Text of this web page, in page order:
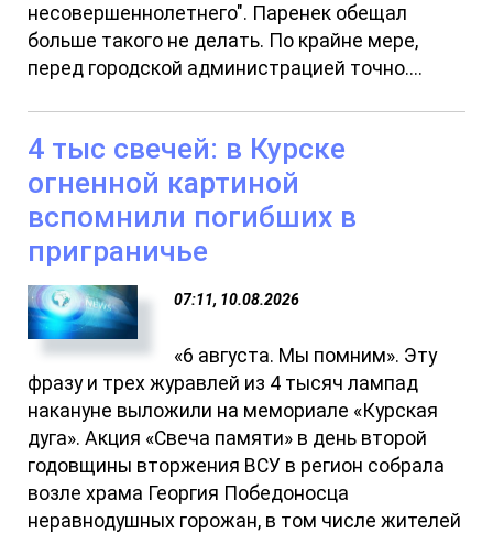
несовершеннолетнего". Паренек обещал
больше такого не делать. По крайне мере,
перед городской администрацией точно....
4 тыс свечей: в Курске
огненной картиной
вспомнили погибших в
приграничье
07:11, 10.08.2026
«6 августа. Мы помним». Эту
фразу и трех журавлей из 4 тысяч лампад
накануне выложили на мемориале «Курская
дуга». Акция «Свеча памяти» в день второй
годовщины вторжения ВСУ в регион собрала
возле храма Георгия Победоносца
неравнодушных горожан, в том числе жителей